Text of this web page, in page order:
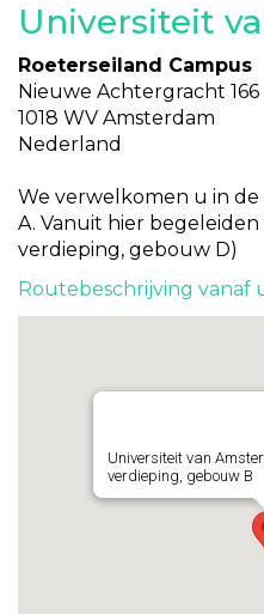
Universiteit
Roeterseiland Campus
Nieuwe Achtergracht 166
1018 WV Amsterdam
Nederland
We verwelkomen u in
A. Vanuit hier
verdieping, gebouw D)
Routebeschrijving vanaf
Universiteit van
verdieping, gebouw B